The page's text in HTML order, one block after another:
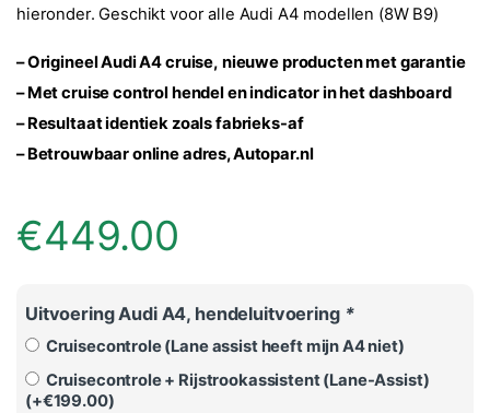
hieronder. Geschikt voor alle Audi A4 modellen (8W B9)
– Origineel Audi A4 cruise, nieuwe producten met garantie
– Met cruise control hendel en indicator in het dashboard
– Resultaat identiek zoals fabrieks-af
– Betrouwbaar online adres, Autopar.nl
€449.00
Uitvoering Audi A4, hendeluitvoering *
Cruisecontrole (Lane assist heeft mijn A4 niet)
Cruisecontrole + Rijstrookassistent (Lane-Assist)
(+€199.00)